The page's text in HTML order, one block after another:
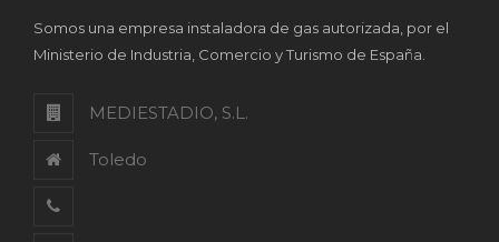
Somos una empresa instaladora de gas autorizada, por el
Ministerio de Industria, Comercio y Turismo de España.
MEDIESTADIO, S.L.
Toledo